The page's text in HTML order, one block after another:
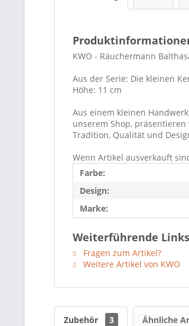
KWO - Räuchermann
Aus der Serie: Die kleinen
Höhe: 11 cm
Aus einem kleinen
unserem Shop,
Tradition, Qualität und
Wenn Artikel ausverkauft
Farbe:
Design:
Marke:
Weiterführende
Fragen zum Artikel?
Weitere Artikel von KWO
Zubehör 3 Ähnliche